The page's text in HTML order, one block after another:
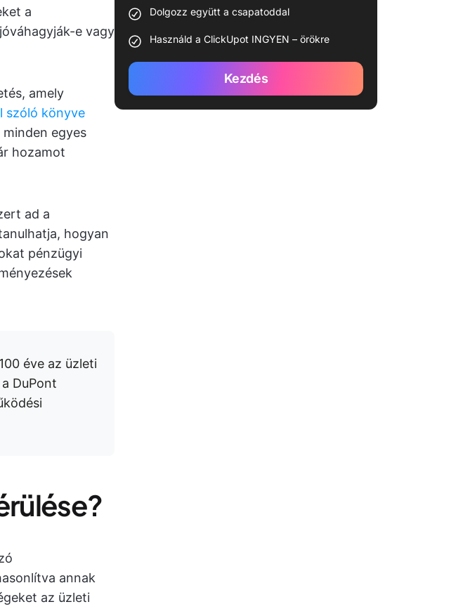
a
e vagy
amely
szóló könyve
egyes
hozamot
ad a
hogyan
pénzügyi
éve az üzleti
a DuPont
annak
az üzleti
Dolgozz együtt a csapatoddal
Használd a ClickUpot INGYEN – örökre
Kezdés